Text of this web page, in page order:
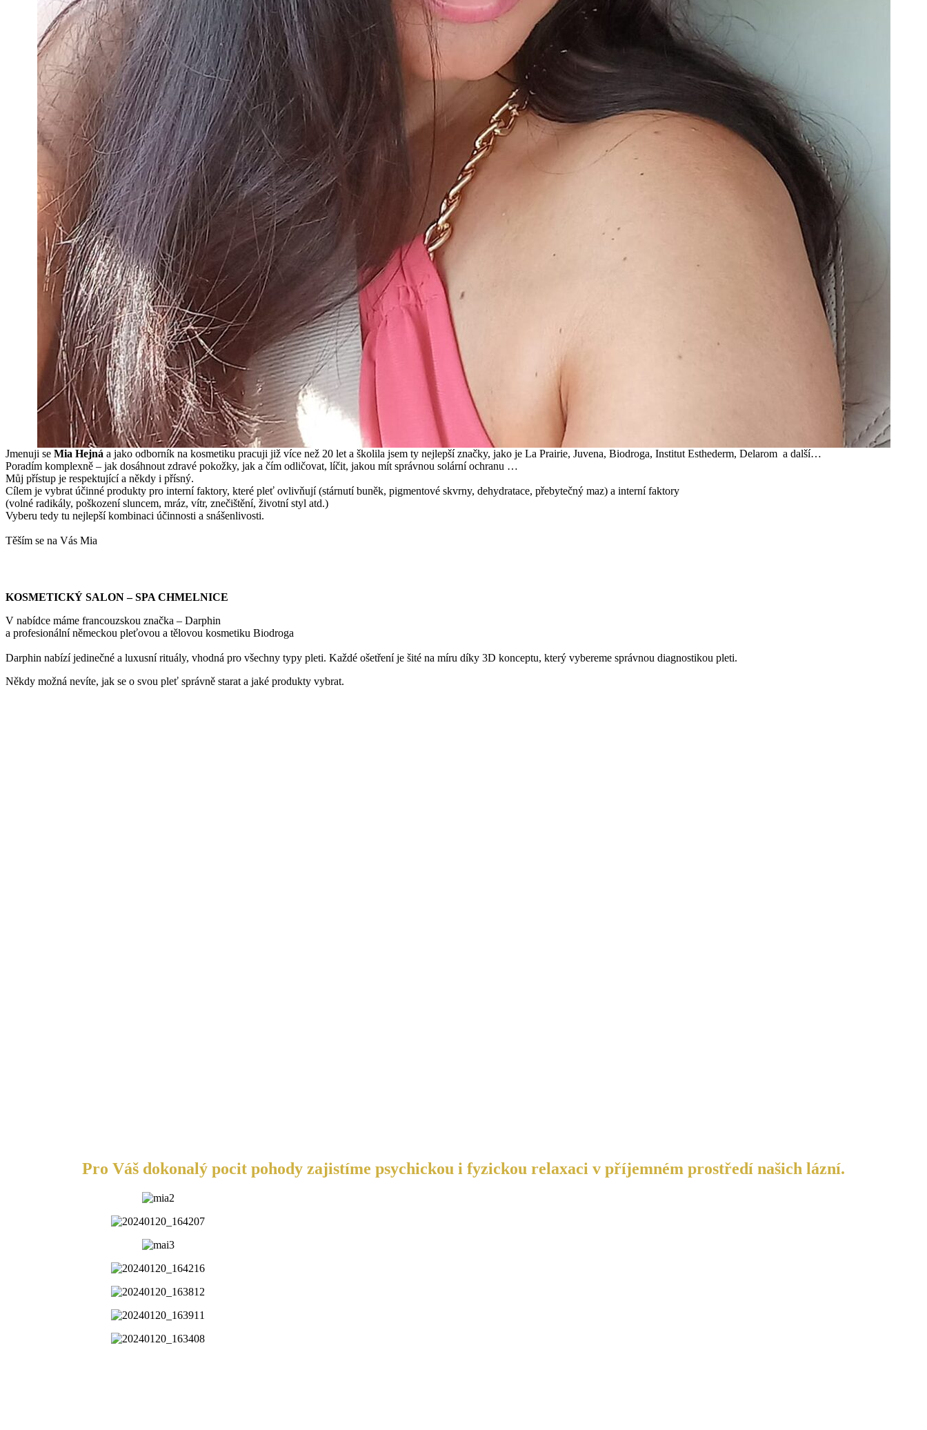
Jmenuji se Mia Hejná a jako odborník na kosmetiku pracuji již více než 20 let a školila jsem ty nejlepší značky, jako je La Prairie, Juvena, Biodroga, Institut Esthederm, Delarom a další…
Poradím komplexně – jak dosáhnout zdravé pokožky, jak a čím odličovat, líčit, jakou mít správnou solární ochranu …
Můj přístup je respektující a někdy i přísný.
Cílem je vybrat účinné produkty pro interní faktory, které pleť ovlivňují (stárnutí buněk, pigmentové skvrny, dehydratace, přebytečný maz) a interní faktory
(volné radikály, poškození sluncem, mráz, vítr, znečištění, životní styl atd.)
Vyberu tedy tu nejlepší kombinaci účinnosti a snášenlivosti.
Těším se na Vás Mia
KOSMETICKÝ SALON – SPA CHMELNICE
V nabídce máme francouzskou značka – Darphin
a profesionální německou pleťovou a tělovou kosmetiku Biodroga
Darphin nabízí jedinečné a luxusní rituály, vhodná pro všechny typy pleti. Každé ošetření je šité na míru díky 3D konceptu, který vybereme správnou diagnostikou pleti.
Někdy možná nevíte, jak se o svou pleť správně starat a jaké produkty vybrat.
Pro Váš dokonalý pocit pohody zajistíme psychickou i fyzickou relaxaci v příjemném prostředí našich lázní.